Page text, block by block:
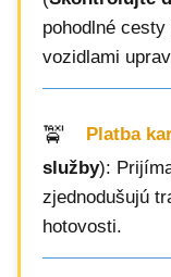
pohodlné
vozidlami
Platba
služby):
zjednodušujú
hotovosti.